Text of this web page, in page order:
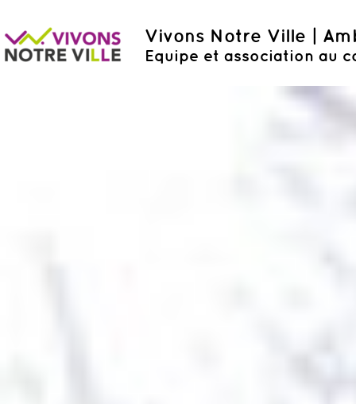
Vivons Notre Ville |
Equipe et association au